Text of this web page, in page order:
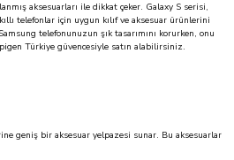
aksesuarları ile dikkat çeker. Galaxy S serisi,
telefonlar için uygun kılıf ve aksesuar ürünlerini
telefonunuzun şık tasarımını korurken, onu
Türkiye güvencesiyle satın alabilirsiniz.
geniş bir aksesuar yelpazesi sunar. Bu aksesuarlar